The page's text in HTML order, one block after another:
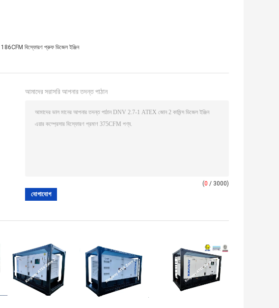
186CFM বিস্ফোরণ প্রুফ ডিজেল ইঞ্জিন
আমাদের সরাসরি আপনার তদন্ত পাঠান
(0 / 3000)